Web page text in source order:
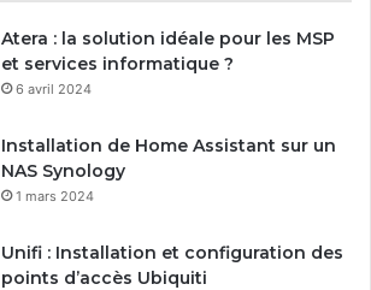
Atera : la solution idéale pour les MSP
et services informatique ?
6 avril 2024
Installation de Home Assistant sur un
NAS Synology
1 mars 2024
Unifi : Installation et configuration des
points d’accès Ubiquiti